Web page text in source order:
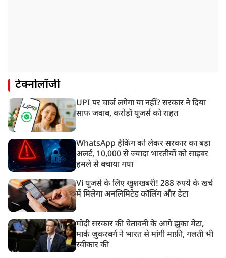
टेक्नोलॉजी
UPI पर चार्ज लगेगा या नहीं? सरकार ने दिया
साफ जवाब, करोड़ों यूजर्स को राहत
WhatsApp हैकिंग को लेकर सरकार का बड़ा
अलर्ट, 10,000 से ज्यादा भारतीयों को साइबर
हमले से बचाया गया
Vi यूजर्स के लिए खुशखबरी! 288 रुपये के खर्च
में मिलेगा अनलिमिटेड कॉलिंग और डेटा
मोदी सरकार की चेतावनी के आगे झुका मेटा,
मार्क ज़ुकरबर्ग ने भारत से मांगी माफ़ी, गलती भी
स्वीकार की